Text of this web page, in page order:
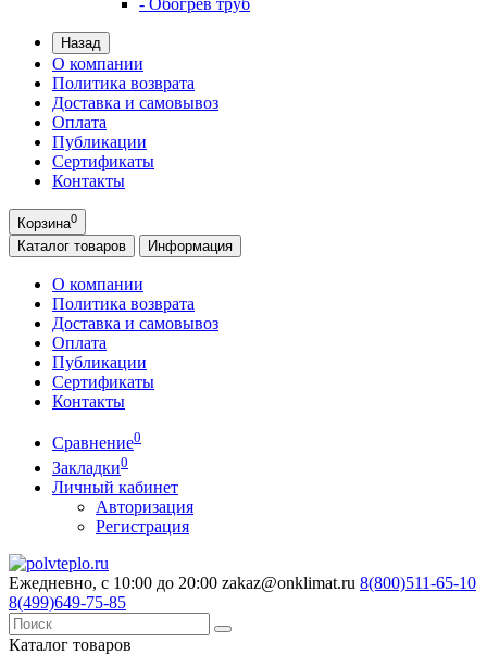
- Обогрев труб
Назад
О компании
Политика возврата
Доставка и самовывоз
Оплата
Публикации
Сертификаты
Контакты
Корзина0
Каталог товаров Информация
О компании
Политика возврата
Доставка и самовывоз
Оплата
Публикации
Сертификаты
Контакты
Сравнение0
Закладки0
Личный кабинет
Авторизация
Регистрация
Ежедневно, с 10:00 до 20:00 zakaz@onklimat.ru 8(800)511-65-10
8(499)649-75-85
Каталог товаров